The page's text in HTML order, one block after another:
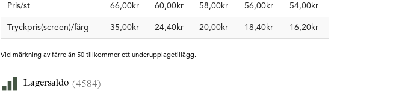
Pris/st 66,00kr 60,00kr 58,00kr 56,00kr 54,00kr
Tryckpris(screen)/färg 35,00kr 24,40kr 20,00kr 18,40kr 16,20kr
Vid märkning av färre än 50 tillkommer ett underupplagetillägg.
Lagersaldo (4584)